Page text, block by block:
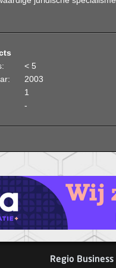
< 5
2003
1
-
Regio Business